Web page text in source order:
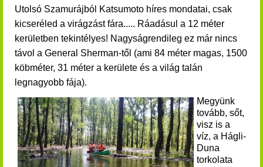
Utolsó Szamurájból Katsumoto híres mondatai, csak
kicseréled a virágzást fára..... Ráadásul a 12 méter
kerületben tekintélyes! Nagyságrendileg ez már nincs
távol a General Sherman-től (ami 84 méter magas, 1500
köbméter, 31 méter a kerülete és a világ talán
legnagyobb fája).
Megyünk
tovább, sőt,
visz is a
víz, a Hágli-
Duna
torkolata